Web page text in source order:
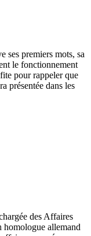
ses premiers mots, sa
le fonctionnement
pour rappeler que
présentée dans les
des Affaires
homologue allemand